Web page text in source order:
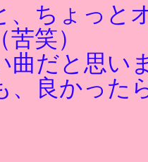
、ちょっと
笑）
曲だと思い
、良かった